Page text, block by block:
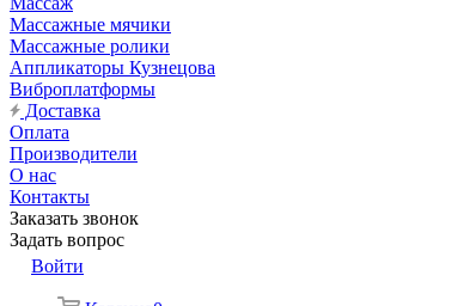
Массажные мячики
Массажные ролики
Аппликаторы Кузнецова
Виброплатформы
Доставка
Оплата
Производители
О нас
Контакты
Заказать звонок
Задать вопрос
Войти